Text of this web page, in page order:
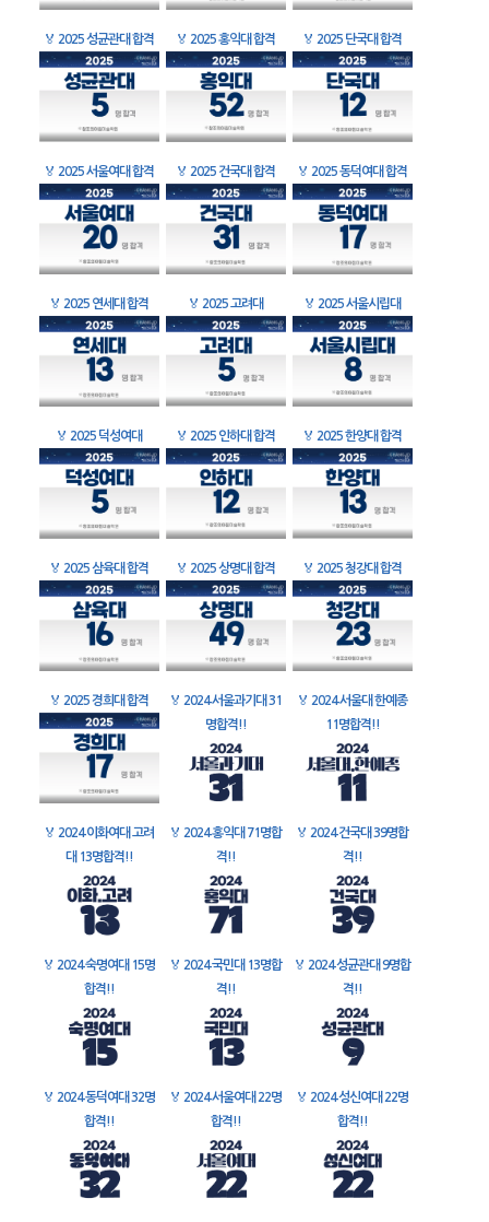
🏅 2025 성균관대 합격 🏅 2025 홍익대 합격 🏅 2025 단국대 합격
🏅 2025 서울여대 합격 🏅 2025 건국대 합격 🏅 2025 동덕여대 합격
🏅 2025 연세대 합격 🏅 2025 고려대 🏅 2025 서울시립대
🏅 2025 덕성여대 🏅 2025 인하대 합격 🏅 2025 한양대 합격
🏅 2025 삼육대 합격 🏅 2025 상명대 합격 🏅 2025 청강대 합격
🏅 2025 경희대 합격 🏅 2024 서울과기대 31
명합격!!
🏅 2024 서울대 한예종
11명합격!!
🏅 2024 이화여대 고려
대 13명합격!!
🏅 2024 홍익대 71명합
격!!
🏅 2024 건국대 39명합
격!!
🏅 2024 숙명여대 15명
합격!!
🏅 2024 국민대 13명합
격!!
🏅 2024 성균관대 9명합
격!!
🏅 2024 동덕여대 32명
합격!!
🏅 2024 서울여대 22명
합격!!
🏅 2024 성신여대 22명
합격!!